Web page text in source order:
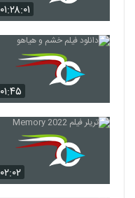
۰۱:۲۸:۰۱
۰۱:۴۵
۰۲:۰۲